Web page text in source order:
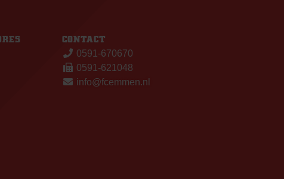
CONTACT
0591-670670
0591-621048
info@fcemmen.nl